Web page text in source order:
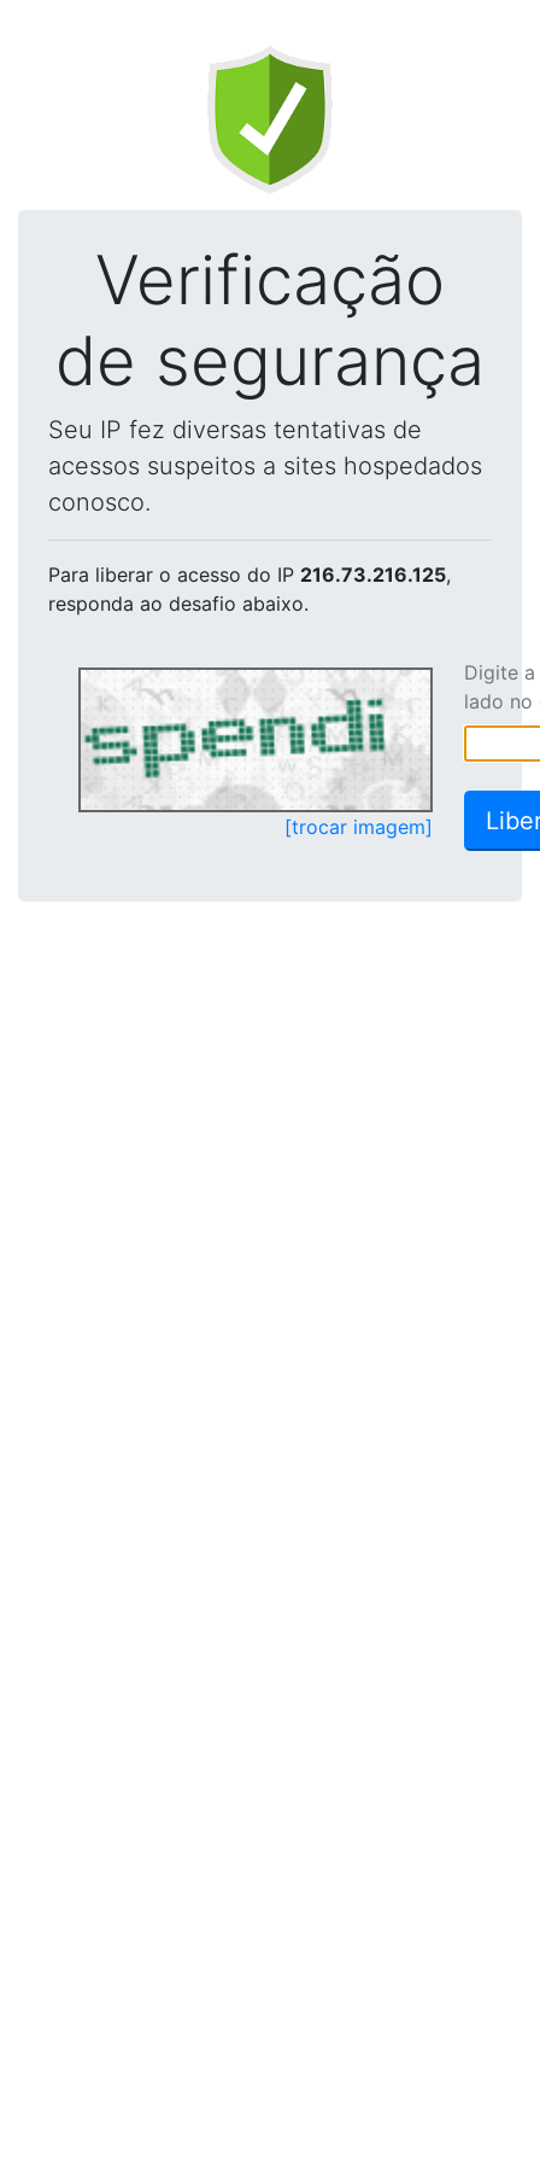
Verificação
de segurança
Seu IP fez diversas tentativas de
acessos suspeitos a sites hospedados
conosco.
Para liberar o acesso do IP 216.73.216.125,
responda ao desafio abaixo.
[trocar imagem]
Digite
lado no